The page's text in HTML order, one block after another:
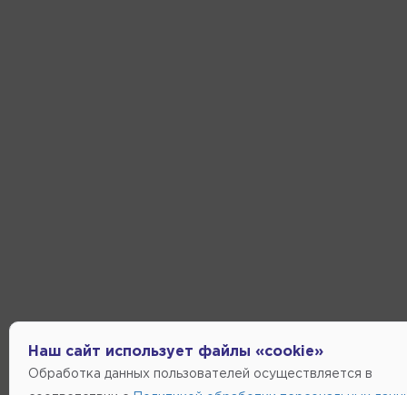
Наш сайт использует файлы «cookie»
Обработка данных пользователей осуществляется в